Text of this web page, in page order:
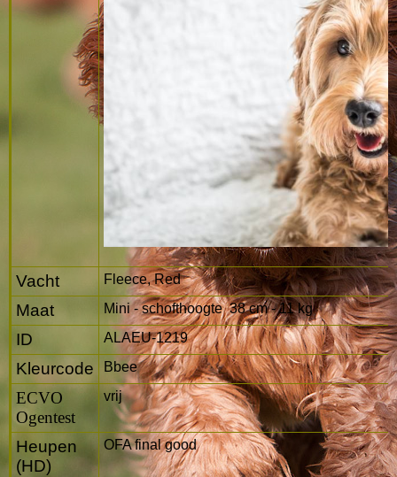
Vacht Fleece, Red
Maat Mini - schofthoogte 38 cm - 11 kg
ID ALAEU-1219
Kleurcode Bbee
ECVO
Ogentest
vrij
Heupen
(HD)
OFA final good